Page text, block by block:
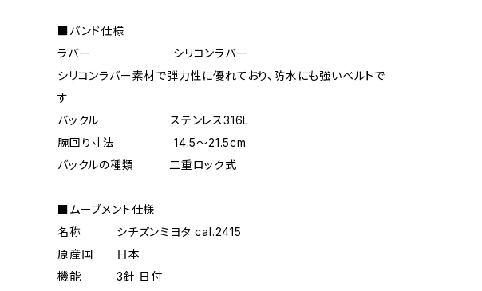
■バンド仕様
ラバー シリコンラバー
シリコンラバー素材で弾力性に優れており、防水にも強いベルトで
す
バックル ステンレス316L
腕回り寸法 14.5〜21.5cm
バックルの種類 二重ロック式
■ムーブメント仕様
名称 シチズンミヨタ cal.2415
原産国 日本
機能 3針 日付